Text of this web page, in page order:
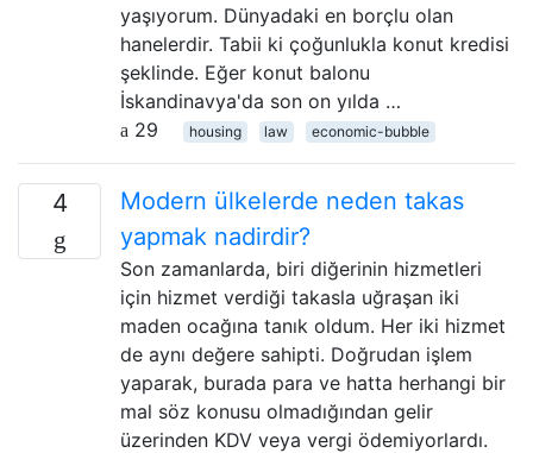
yaşıyorum. Dünyadaki en borçlu olan
hanelerdir. Tabii ki çoğunlukla konut kredisi
şeklinde. Eğer konut balonu
İskandinavya'da son on yılda …
29
housing law economic-bubble
4
Modern ülkelerde neden takas
yapmak nadirdir?
Son zamanlarda, biri diğerinin hizmetleri
için hizmet verdiği takasla uğraşan iki
maden ocağına tanık oldum. Her iki hizmet
de aynı değere sahipti. Doğrudan işlem
yaparak, burada para ve hatta herhangi bir
mal söz konusu olmadığından gelir
üzerinden KDV veya vergi ödemiyorlardı.